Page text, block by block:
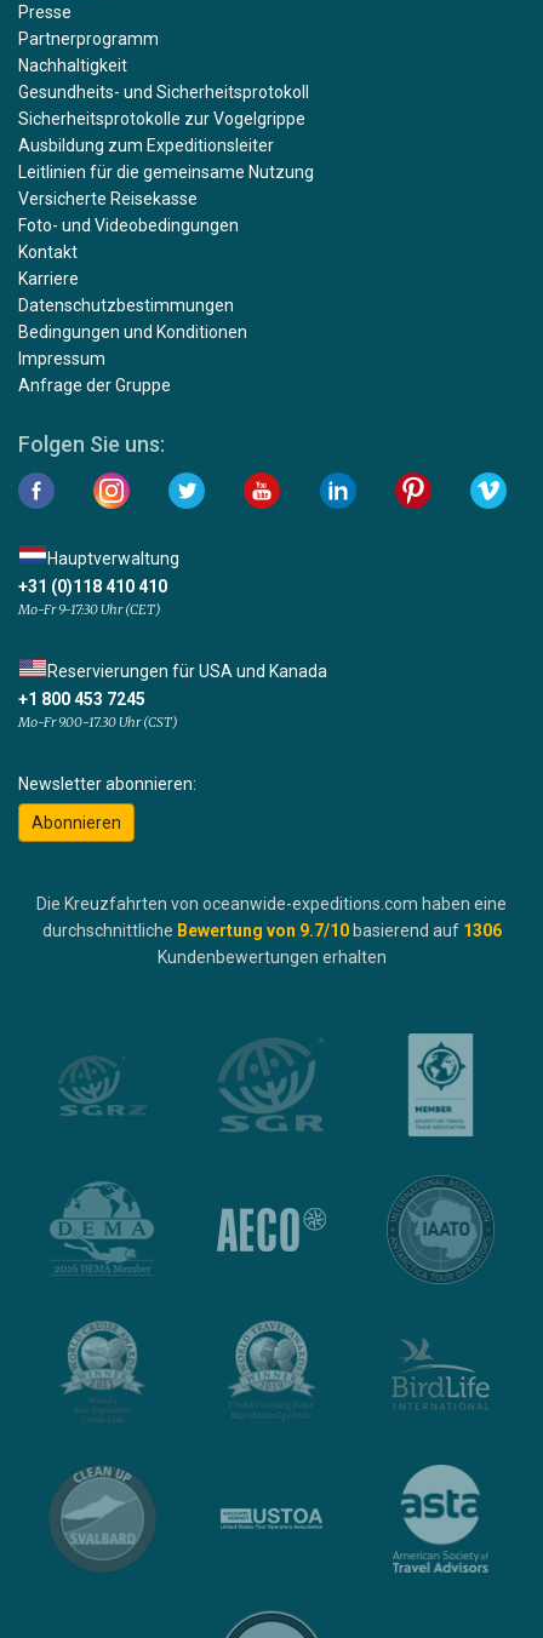
Presse
Partnerprogramm
Nachhaltigkeit
Gesundheits- und Sicherheitsprotokoll
Sicherheitsprotokolle zur Vogelgrippe
Ausbildung zum Expeditionsleiter
Leitlinien für die gemeinsame Nutzung
Versicherte Reisekasse
Foto- und Videobedingungen
Kontakt
Karriere
Datenschutzbestimmungen
Bedingungen und Konditionen
Impressum
Anfrage der Gruppe
Folgen Sie uns:
Hauptverwaltung
+31 (0)118 410 410
Mo-Fr 9-17:30 Uhr (CET)
Reservierungen für USA und Kanada
+1 800 453 7245
Mo-Fr 9.00-17.30 Uhr (CST)
Newsletter abonnieren:
Abonnieren
Die Kreuzfahrten von oceanwide-expeditions.com haben eine
durchschnittliche Bewertung von 9.7/10 basierend auf 1306
Kundenbewertungen erhalten